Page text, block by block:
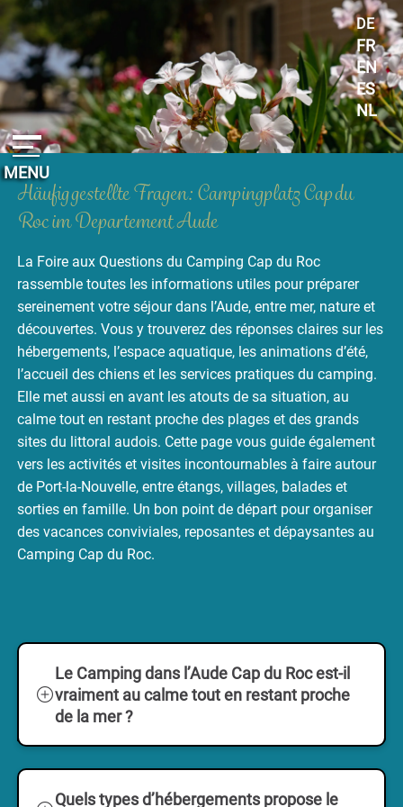
MENU
DE
FR
EN
ES
NL
Häufig gestellte Fragen: Campingplatz Cap du
Roc im Departement Aude
La Foire aux Questions du Camping Cap du Roc
rassemble toutes les informations utiles pour préparer
sereinement votre séjour dans l’Aude, entre mer, nature et
découvertes. Vous y trouverez des réponses claires sur les
hébergements, l’espace aquatique, les animations d’été,
l’accueil des chiens et les services pratiques du camping.
Elle met aussi en avant les atouts de sa situation, au
calme tout en restant proche des plages et des grands
sites du littoral audois. Cette page vous guide également
vers les activités et visites incontournables à faire autour
de Port-la-Nouvelle, entre étangs, villages, balades et
sorties en famille. Un bon point de départ pour organiser
des vacances conviviales, reposantes et dépaysantes au
Camping Cap du Roc.
Le Camping dans l’Aude Cap du Roc est-il
vraiment au calme tout en restant proche
de la mer ?
Oui. Le Camping dans l’Aude le Cap du
Roc estniché dans un écrin verdoyant , à
Quels types d’hébergements propose le
Cookie-Einstellungen